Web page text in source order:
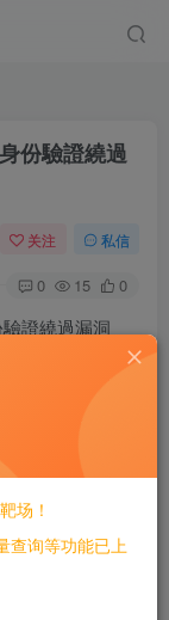
份驗證繞過
关注 私信
0 15 0
證繞過漏洞
2.0.x <
found at the
场！
查询等功能已上